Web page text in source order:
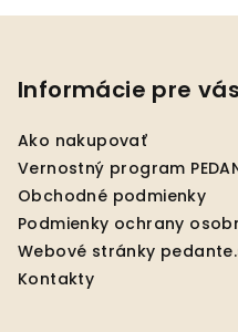
Informácie pre vás
Ako nakupovať
Vernostný program
Obchodné podmienky
Podmienky ochrany
Webové stránky
Kontakty